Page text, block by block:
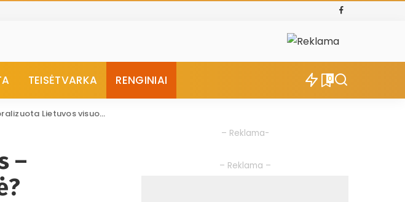
TEISĖTVARKA RENGINIAI 0
Lietuvos visuomenė?
–
– Reklama-
– Reklama –